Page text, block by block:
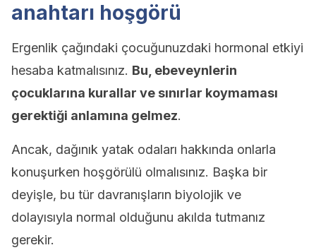
anahtarı hoşgörü
Ergenlik çağındaki çocuğunuzdaki hormonal etkiyi
hesaba katmalısınız. Bu, ebeveynlerin
çocuklarına kurallar ve sınırlar koymaması
gerektiği anlamına gelmez.
Ancak, dağınık yatak odaları hakkında onlarla
konuşurken hoşgörülü olmalısınız. Başka bir
deyişle, bu tür davranışların biyolojik ve
dolayısıyla normal olduğunu akılda tutmanız
gerekir.